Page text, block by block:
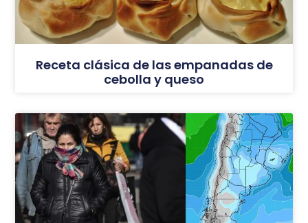
Receta clásica de las empanadas de
cebolla y queso